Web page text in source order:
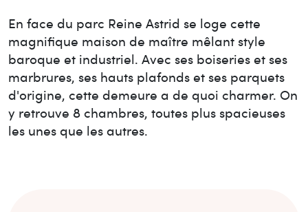
En face du parc Reine Astrid se loge cette
magnifique maison de maître mêlant style
baroque et industriel. Avec ses boiseries et ses
marbrures, ses hauts plafonds et ses parquets
d'origine, cette demeure a de quoi charmer. On
y retrouve 8 chambres, toutes plus spacieuses
les unes que les autres.